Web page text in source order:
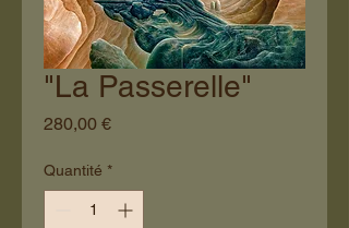
"La Passerelle"
280,00 €Prix
Quantité *